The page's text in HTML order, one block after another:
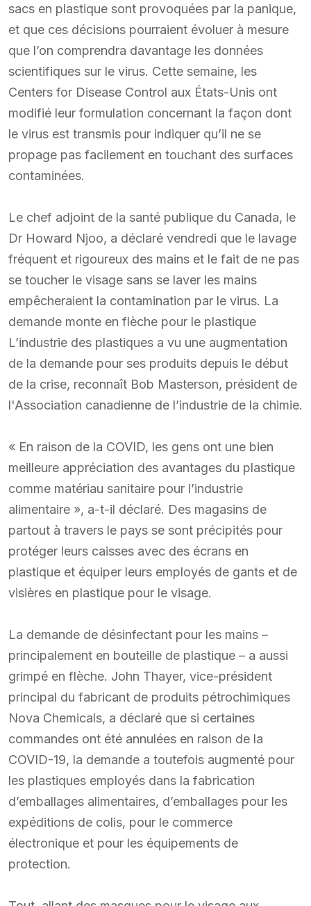
sacs en plastique sont provoquées par la panique,
et que ces décisions pourraient évoluer à mesure
que l’on comprendra davantage les données
scientifiques sur le virus. Cette semaine, les
Centers for Disease Control aux États-Unis ont
modifié leur formulation concernant la façon dont
le virus est transmis pour indiquer qu’il ne se
propage pas facilement en touchant des surfaces
contaminées.
Le chef adjoint de la santé publique du Canada, le
Dr Howard Njoo, a déclaré vendredi que le lavage
fréquent et rigoureux des mains et le fait de ne pas
se toucher le visage sans se laver les mains
empêcheraient la contamination par le virus. La
demande monte en flèche pour le plastique
L’industrie des plastiques a vu une augmentation
de la demande pour ses produits depuis le début
de la crise, reconnaît Bob Masterson, président de
l'Association canadienne de l’industrie de la chimie.
« En raison de la COVID, les gens ont une bien
meilleure appréciation des avantages du plastique
comme matériau sanitaire pour l’industrie
alimentaire », a-t-il déclaré. Des magasins de
partout à travers le pays se sont précipités pour
protéger leurs caisses avec des écrans en
plastique et équiper leurs employés de gants et de
visières en plastique pour le visage.
La demande de désinfectant pour les mains –
principalement en bouteille de plastique – a aussi
grimpé en flèche. John Thayer, vice-président
principal du fabricant de produits pétrochimiques
Nova Chemicals, a déclaré que si certaines
commandes ont été annulées en raison de la
COVID-19, la demande a toutefois augmenté pour
les plastiques employés dans la fabrication
d’emballages alimentaires, d’emballages pour les
expéditions de colis, pour le commerce
électronique et pour les équipements de
protection.